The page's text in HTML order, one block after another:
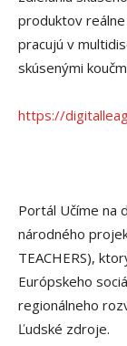
produktov
pracujú v
skúsenými
https://
Portál Učíme na
národného
TEACHERS),
Európskeho
regionálneho
Ľudské zdroje.